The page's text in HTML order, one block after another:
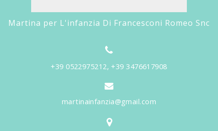
Martina per L'infanzia Di Francesconi Romeo Snc
+39 0522975212, +39 3476617908
martinainfanzia@gmail.com